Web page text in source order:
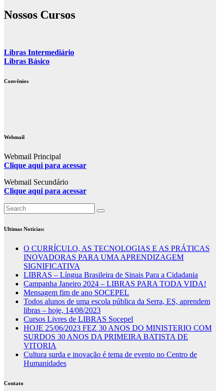
Nossos Cursos
Libras Intermediário
Libras Básico
Convênios
Webmail
Webmail Principal
Clique aqui para acessar
Webmail Secundário
Clique aqui para acessar
Ultimas Notícias:
O CURRÍCULO, AS TECNOLOGIAS E AS PRÁTICAS
INOVADORAS PARA UMA APRENDIZAGEM
SIGNIFICATIVA
LIBRAS – Língua Brasileira de Sinais Para a Cidadania
Campanha Janeiro 2024 – LIBRAS PARA TODA VIDA!
Mensagem fim de ano SOCEPEL
Todos alunos de uma escola pública da Serra, ES, aprendem
libras – hoje, 14/08/2023
Cursos Livres de LIBRAS Socepel
HOJE 25/06/2023 FEZ 30 ANOS DO MINISTERIO COM
SURDOS 30 ANOS DA PRIMEIRA BATISTA DE
VITORIA
Cultura surda e inovação é tema de evento no Centro de
Humanidades
Contato